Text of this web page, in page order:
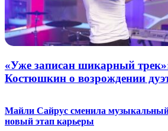
«Уже записан шикарный
Костюшкин о возрождении
Майли Сайрус сменила музыкальный
новый этап карьеры